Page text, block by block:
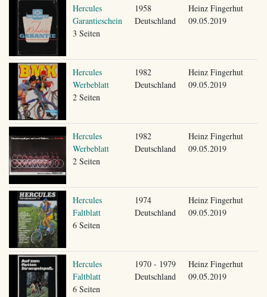
Hercules
Garantieschein
3 Seiten
1958
Deutschland
Heinz Fingerhut
09.05.2019
Hercules
Werbeblatt
2 Seiten
1982
Deutschland
Heinz Fingerhut
09.05.2019
Hercules
Werbeblatt
2 Seiten
1982
Deutschland
Heinz Fingerhut
09.05.2019
Hercules
Faltblatt
6 Seiten
1974
Deutschland
Heinz Fingerhut
09.05.2019
Hercules
Faltblatt
6 Seiten
1970 - 1979
Deutschland
Heinz Fingerhut
09.05.2019